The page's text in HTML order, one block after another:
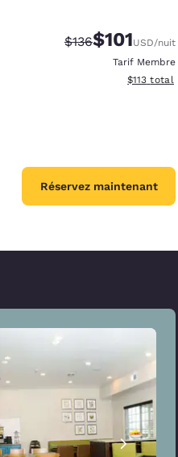
Tarif barré :
$136Tarif réduit :
$101USD/nuit
Tarif Membre
Afficher
$113 total
Réservez maintenant